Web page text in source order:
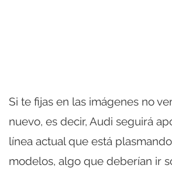
Si te fijas en las imágenes no
nuevo, es decir, Audi seguirá
línea actual que está
modelos, algo que deberían ir